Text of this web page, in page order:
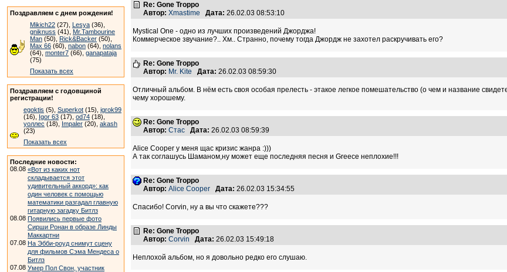
Поздравляем с днем рождения!
Mikich22 (27), Lesya (36),
gniknuss (41), Mr.Tambourine
Man (50), Rick&Backer (50),
Max 66 (60), nabon (64), nolans
(64), monter7 (66), ganapataja
(75)
Показать всех
Поздравляем с годовщиной
регистрации!
egoktis (5), Superkot (15), igrok99
(16), Igor 63 (17), od74 (18),
уоллес (18), Impaler (20), akash
(23)
Показать всех
Последние новости:
08.08 «Вот из каких нот
складывается этот
удивительный аккорд»: как
один человек с помощью
математики разгадал главную
гитарную загадку Битлз
08.08 Появились первые фото
Сирши Ронан в образе Линды
Маккартни
07.08 На Эбби-роуд снимут сцену
для фильмов Сэма Мендеса о
Битлз
07.08 Умер Пол Свон, участник
Re: Gone Troppo
Автор: Xmastime Дата: 26.02.03 08:53:10
Mystical One - одно из лучших произведений Джорджа!
Коммерческое звучание?.. Хм.. Странно, почему тогда Джордж не захотел раскручивать его?
Re: Gone Troppo
Автор: Mr. Kite Дата: 26.02.03 08:59:30
Отличный альбом. В нём есть своя особая прелесть - этакое легкое помешательство (о чем и название
чему хорошему.
Re: Gone Troppo
Автор: Стас Дата: 26.02.03 08:59:39
Alice Cooper у меня щас кризис жанра :)))
А так соглашусь Шаманом,ну может еще последняя песня и Greece неплохие!!!
Re: Gone Troppo
Автор: Alice Cooper Дата: 26.02.03 15:34:55
Спасибо! Corvin, ну а вы что скажете???
Re: Gone Troppo
Автор: Corvin Дата: 26.02.03 15:49:18
Неплохой альбом, но я довольно редко его слушаю.